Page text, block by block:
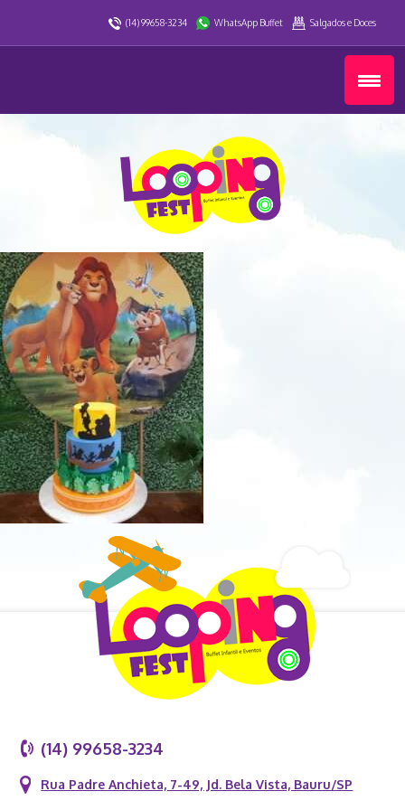
(14) 99658-3234 WhatsApp Buffet Salgados e Doces
(14) 99658-3234
Rua Padre Anchieta, 7-49, Jd. Bela Vista, Bauru/SP